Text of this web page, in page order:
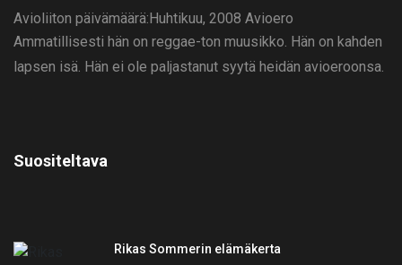
Avioliiton päivämäärä:Huhtikuu, 2008 Avioero
Ammatillisesti hän on reggae-ton muusikko. Hän on kahden
lapsen isä. Hän ei ole paljastanut syytä heidän avioeroonsa.
Suositeltava
Rikas Sommerin elämäkerta